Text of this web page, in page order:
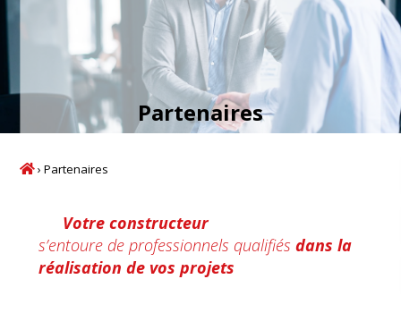
Partenaires
›Partenaires
Votre constructeur
s’entoure de professionnels qualifiés dans la
réalisation de vos projets